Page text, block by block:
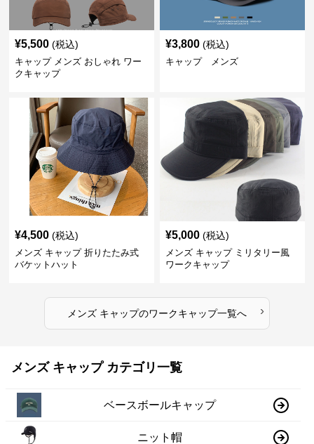
¥5,500 (税込)
キャップ メンズ おしゃれ ワー
クキャップ
¥3,800 (税込)
キャップ メンズ
¥4,500 (税込)
メンズ キャップ 折りたたみ式
バケットハット
¥5,000 (税込)
メンズ キャップ ミリタリー風
ワークキャップ
メンズ キャップのワークキャップ一覧へ ›
メンズ キャップ カテゴリ一覧
ベースボールキャップ
ニット帽